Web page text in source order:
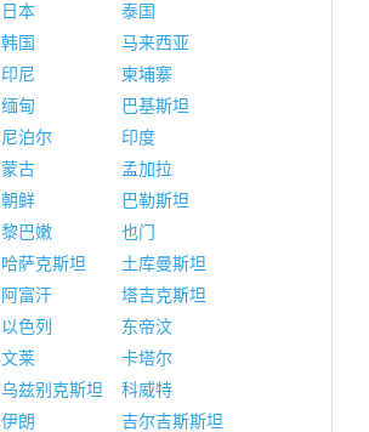
日本
泰国
韩国
马来西亚
印尼
柬埔寨
缅甸
巴基斯坦
尼泊尔
印度
蒙古
孟加拉
朝鲜
巴勒斯坦
黎巴嫩
也门
哈萨克斯坦
土库曼斯坦
阿富汗
塔吉克斯坦
以色列
东帝汶
文莱
卡塔尔
乌兹别克斯坦
科威特
伊朗
吉尔吉斯斯坦